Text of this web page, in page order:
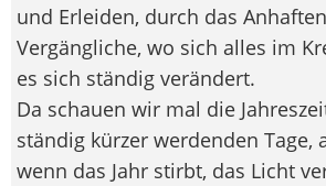
und Erleiden, durch das
Vergängliche, wo sich alles im
es sich ständig verändert.
Da schauen wir mal die
ständig kürzer werdenden Tage,
wenn das Jahr stirbt, das Licht